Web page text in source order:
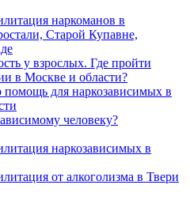
наркоманов в
Старой Купавне,
у взрослых. Где пройти
в Москве и области?
для наркозависимых в
человеку?
наркозависимых в
от алкоголизма в Твери